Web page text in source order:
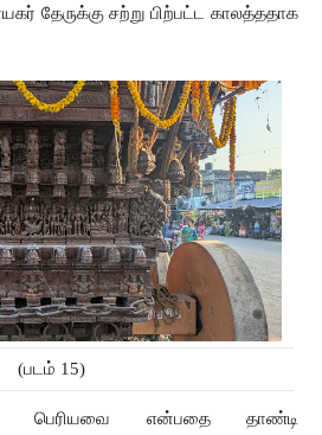
தேருக்கு சற்று பிற்பட்ட காலத்ததாக
(படம் 15)
பெரியவை என்பதை தாண்டி